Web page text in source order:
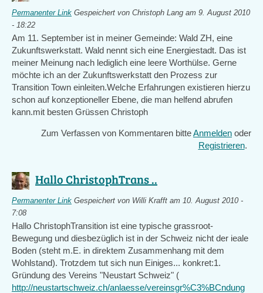
Permanenter Link Gespeichert von Christoph Lang am 9. August 2010
- 18:22
Am 11. September ist in meiner Gemeinde: Wald ZH, eine
Zukunftswerkstatt. Wald nennt sich eine Energiestadt. Das ist
meiner Meinung nach lediglich eine leere Worthülse. Gerne
möchte ich an der Zukunftswerkstatt den Prozess zur
Transition Town einleiten.Welche Erfahrungen existieren hierzu
schon auf konzeptioneller Ebene, die man helfend abrufen
kann.mit besten Grüssen Christoph
Zum Verfassen von Kommentaren bitteAnmelden oder
Registrieren.
Hallo ChristophTrans ..
Permanenter Link Gespeichert von Willi Krafft am 10. August 2010 -
7:08
Hallo ChristophTransition ist eine typische grassroot-
Bewegung und diesbezüglich ist in der Schweiz nicht der ieale
Boden (steht m.E. in direktem Zusammenhang mit dem
Wohlstand). Trotzdem tut sich nun Einiges... konkret:1.
Gründung des Vereins "Neustart Schweiz" (
http://neustartschweiz.ch/anlaesse/vereinsgr%C3%BCndung